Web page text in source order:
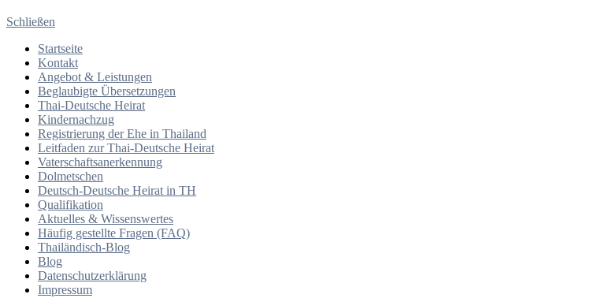
Schließen
Startseite
Kontakt
Angebot & Leistungen
Beglaubigte Übersetzungen
Thai-Deutsche Heirat
Kindernachzug
Registrierung der Ehe in Thailand
Leitfaden zur Thai-Deutsche Heirat
Vaterschaftsanerkennung
Dolmetschen
Deutsch-Deutsche Heirat in TH
Qualifikation
Aktuelles & Wissenswertes
Häufig gestellte Fragen (FAQ)
Thailändisch-Blog
Blog
Datenschutzerklärung
Impressum